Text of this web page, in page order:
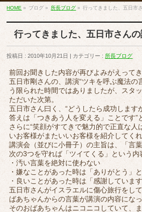
HOME » ブログ » 所長ブログ » 行ってきました、五日市
行ってきました、五日市さんの
投稿日 : 2010年10月21日 カテゴリー : 所長ブログ
前回お聞きした内容が再びよみがえってき
五日市剛さんの、講演“ツキを呼ぶ魔法の
う限られた時間ではありましたが、スタ
ただいた次第。
五日市さん曰く、“どうしたら成功します
答えは「つきあう人を変える」ことです”
さらに“笑顔がすてきで魅力的で正直な人
いお客様がまたいいお客様を紹介してく
講演会（並びに小冊子）の主旨は、「言
次の3つを守れば「ツイてくる」という内
・汚い言葉を絶対に使わない
・嫌なことがあった時は「ありがとう」
・良いことがあった時は「感謝していま
五日市さんがイスラエルに傷心旅行をし
ばあちゃんからの言葉が講演の内容になっ
そのおばあちゃんはニコニコしていて、